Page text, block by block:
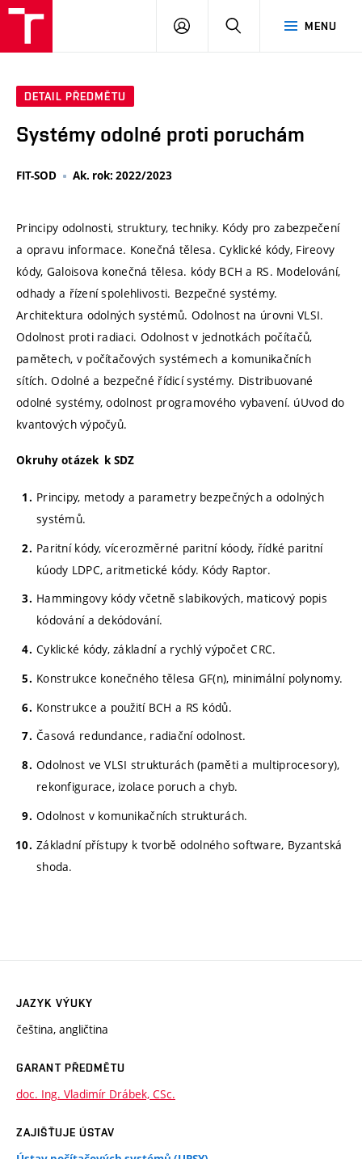
MENU
PŘIHLÁSIT
DETAIL PŘEDMĚTU
Systémy odolné proti poruchám
FIT-SOD Ak. rok: 2022/2023
Principy odolnosti, struktury, techniky. Kódy pro zabezpečení
a opravu informace. Konečná tělesa. Cyklické kódy, Fireovy
kódy, Galoisova konečná tělesa. kódy BCH a RS. Modelování,
odhady a řízení spolehlivosti. Bezpečné systémy.
Architektura odolných systémů. Odolnost na úrovni VLSI.
Odolnost proti radiaci. Odolnost v jednotkách počítačů,
pamětech, v počítačových systémech a komunikačních
sítích. Odolné a bezpečné řídicí systémy. Distribuované
odolné systémy, odolnost programového vybavení. úUvod do
kvantových výpočyů.
Okruhy otázek k SDZ
Principy, metody a parametry bezpečných a odolných
systémů.
Paritní kódy, vícerozměrné paritní kóody, řídké paritní
kúody LDPC, aritmetické kódy. Kódy Raptor.
Hammingovy kódy včetně slabikových, maticový popis
kódování a dekódování.
Cyklické kódy, základní a rychlý výpočet CRC.
Konstrukce konečného tělesa GF(n), minimální polynomy.
Konstrukce a použití BCH a RS kódů.
Časová redundance, radiační odolnost.
Odolnost ve VLSI strukturách (paměti a multiprocesory),
rekonfigurace, izolace poruch a chyb.
Odolnost v komunikačních strukturách.
Základní přístupy k tvorbě odolného software, Byzantská
shoda.
JAZYK VÝUKY
čeština, angličtina
GARANT PŘEDMĚTU
doc. Ing. Vladimír Drábek, CSc.
ZAJIŠŤUJE ÚSTAV